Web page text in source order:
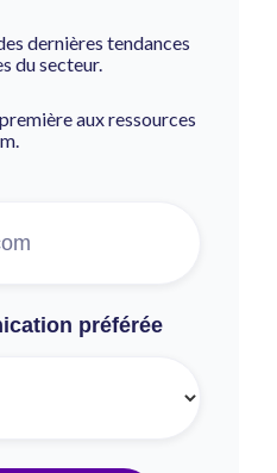
dernières tendances
du secteur.
aux ressources
préférée